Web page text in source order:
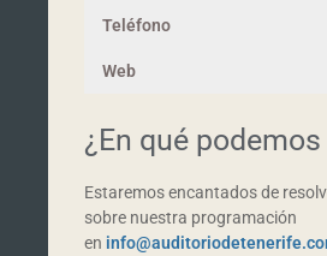
Teléfono
Web
¿En qué
Estaremos encantados de
sobre nuestra programación
en